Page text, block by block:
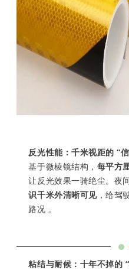
反光性能：千米视距的 “
基于微棱镜结构， 每平方
让反光效果一骑绝尘。夜
识千米外清晰可见，给驾
路况 。
粘结与耐候：十年不掉的